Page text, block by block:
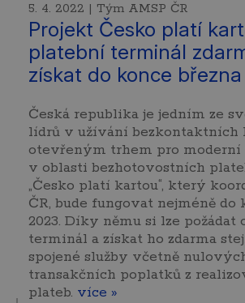
5. 4. 2022 | Tým AMSP ČR
Projekt Česko platí
platební terminál
získat do konce
Česká republika je jedním ze
lídrů v užívání bezkontaktních
otevřeným trhem pro moderní
v oblasti bezhotovostních
„Česko platí kartou“, který
ČR, bude fungovat nejméně do
2023. Díky němu si lze požádat
terminál a získat ho zdarma
spojené služby včetně
transakčních poplatků z
plateb. více »